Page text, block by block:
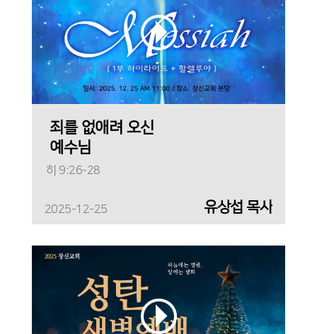
죄를 없애려 오신
예수님
히 9:26-28
2025-12-25 유상섭 목사